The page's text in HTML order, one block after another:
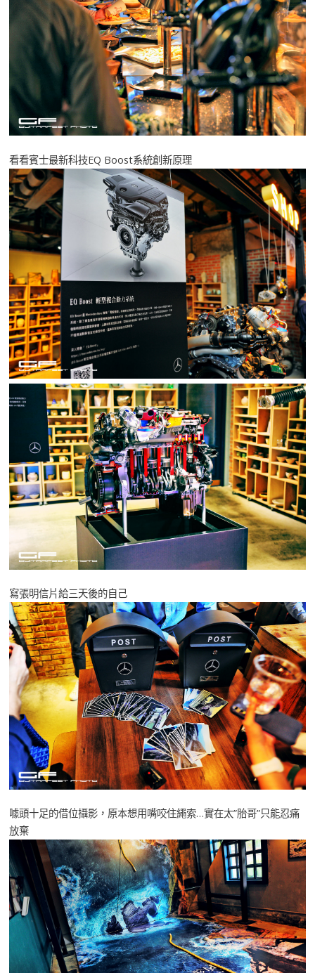
看看賓士最新科技EQ Boost系統創新原理
寫張明信片給三天後的自己
噱頭十足的借位攝影，原本想用嘴咬住繩索…實在太”胎哥”只能忍痛
放棄